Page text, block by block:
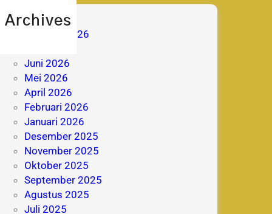
Archives
Agustus 2026
Juni 2026
Mei 2026
April 2026
Februari 2026
Januari 2026
Desember 2025
November 2025
Oktober 2025
September 2025
Agustus 2025
Juli 2025